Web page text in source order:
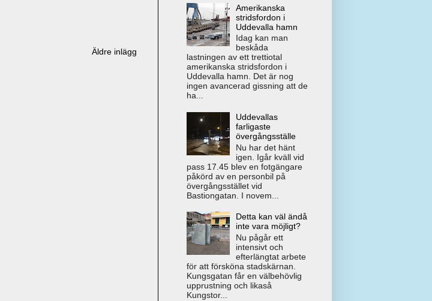
Äldre inlägg
Amerikanska
stridsfordon i
Uddevalla hamn
Idag kan man
beskåda
lastningen av ett trettiotal
amerikanska stridsfordon i
Uddevalla hamn. Det är nog
ingen avancerad gissning att de
ha...
Uddevallas
farligaste
övergångsställe
Nu har det hänt
igen. Igår kväll vid
pass 17.45 blev en fotgängare
påkörd av en personbil på
övergångsstället vid
Bastiongatan. I novem...
Detta kan väl ändå
inte vara möjligt?
Nu pågår ett
intensivt och
efterlängtat arbete
för att försköna stadskärnan.
Kungsgatan får en välbehövlig
upprustning och likaså
Kungstor...